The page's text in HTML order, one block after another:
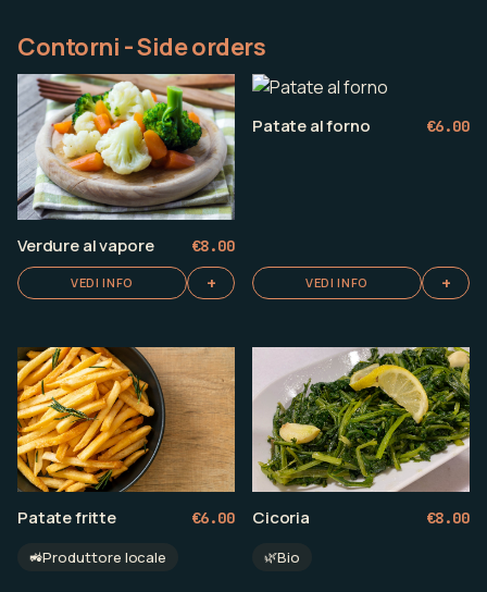
Contorni - Side orders
Verdure al vapore €8.00
VEDI INFO +
Patate al forno €6.00
VEDI INFO +
Patate fritte €6.00
🚜Produttore locale
Cicoria €8.00
🌿Bio